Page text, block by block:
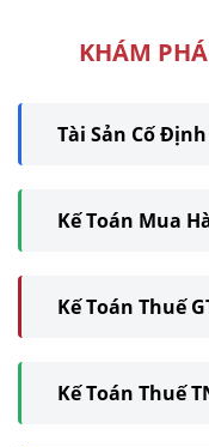
KHÁM
Tài Sản Cố Định
Kế Toán Mua
Kế Toán Thuế
Kế Toán Thuế